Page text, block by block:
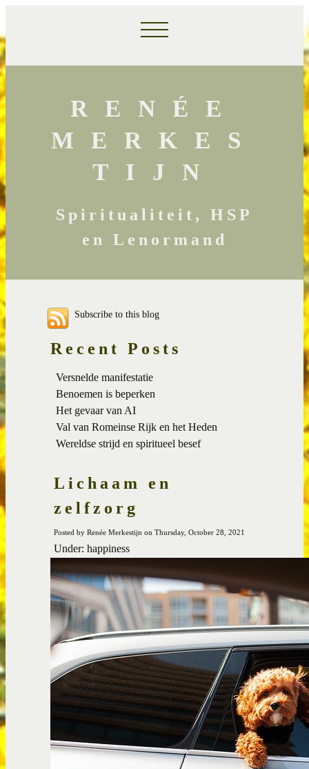
RENÉE
MERKES
TIJN
Spiritualiteit, HSP
en Lenormand
Subscribe to this blog
Recent Posts
Versnelde manifestatie
Benoemen is beperken
Het gevaar van AI
Val van Romeinse Rijk en het Heden
Wereldse strijd en spiritueel besef
Lichaam en
zelfzorg
Posted by Renée Merkestijn on Thursday, October 28, 2021
Under: happiness